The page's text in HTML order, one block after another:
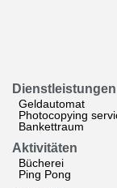
Dienstleistungen
Geldautomat
Photocopying
Bankettraum
Aktivitäten
Bücherei
Ping Pong